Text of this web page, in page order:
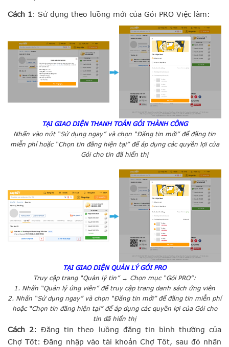
Cách 1: Sử dụng theo luồng mới của Gói PRO Việc làm:
TẠI GIAO DIỆN THANH TOÁN GÓI THÀNH CÔNG
Nhấn vào nút “Sử dụng ngay” và chọn “Đăng tin mới” để đăng tin
miễn phí hoặc “Chọn tin đăng hiện tại” để áp dụng các quyền lợi của
Gói cho tin đã hiển thị
TẠI GIAO DIỆN QUẢN LÝ GÓI PRO
Truy cập trang “Quản lý tin” → Chọn mục “Gói PRO”:
1. Nhấn “Quản lý ứng viên” để truy cập trang danh sách ứng viên
2. Nhấn “Sử dụng ngay” và chọn “Đăng tin mới” để đăng tin miễn phí
hoặc “Chọn tin đăng hiện tại” để áp dụng các quyền lợi của Gói cho
tin đã hiển thị
Cách 2: Đăng tin theo luồng đăng tin bình thường của
Chợ Tốt:Đăng nhập vào tài khoản Chợ Tốt, sau đó nhấn